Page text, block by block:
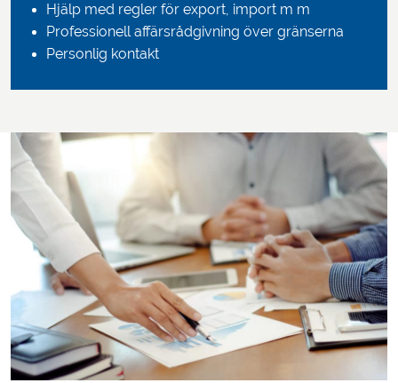
Hjälp med regler för export, import m m
Professionell affärsrådgivning över gränserna
Personlig kontakt